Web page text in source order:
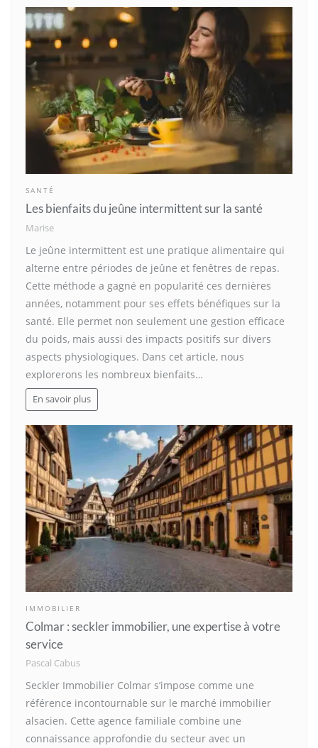
SANTÉ
Les bienfaits du jeûne intermittent sur la santé
Marise
Le jeûne intermittent est une pratique alimentaire qui
alterne entre périodes de jeûne et fenêtres de repas.
Cette méthode a gagné en popularité ces dernières
années, notamment pour ses effets bénéfiques sur la
santé. Elle permet non seulement une gestion efficace
du poids, mais aussi des impacts positifs sur divers
aspects physiologiques. Dans cet article, nous
explorerons les nombreux bienfaits…
En savoir plus
IMMOBILIER
Colmar : seckler immobilier, une expertise à votre
service
Pascal Cabus
Seckler Immobilier Colmar s’impose comme une
référence incontournable sur le marché immobilier
alsacien. Cette agence familiale combine une
connaissance approfondie du secteur avec un